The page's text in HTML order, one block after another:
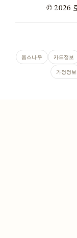
© 2026
웁스나우 카드정보
가정정보